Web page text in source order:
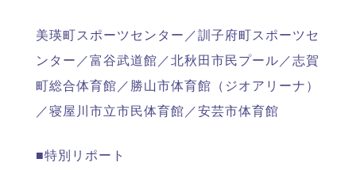
美瑛町スポーツセンター／訓子府町スポーツセ
ンター／富谷武道館／北秋田市民プール／志賀
町総合体育館／勝山市体育館（ジオアリーナ）
／寝屋川市立市民体育館／安芸市体育館
■特別リポート